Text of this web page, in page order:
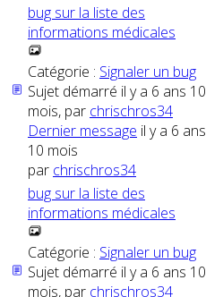
bug sur la liste des
informations médicales
Catégorie : Signaler un bug
Sujet démarré il y a 6 ans 10
mois, par chrischros34
Dernier message il y a 6 ans
10 mois
par chrischros34
bug sur la liste des
informations médicales
Catégorie : Signaler un bug
Sujet démarré il y a 6 ans 10
mois, par chrischros34